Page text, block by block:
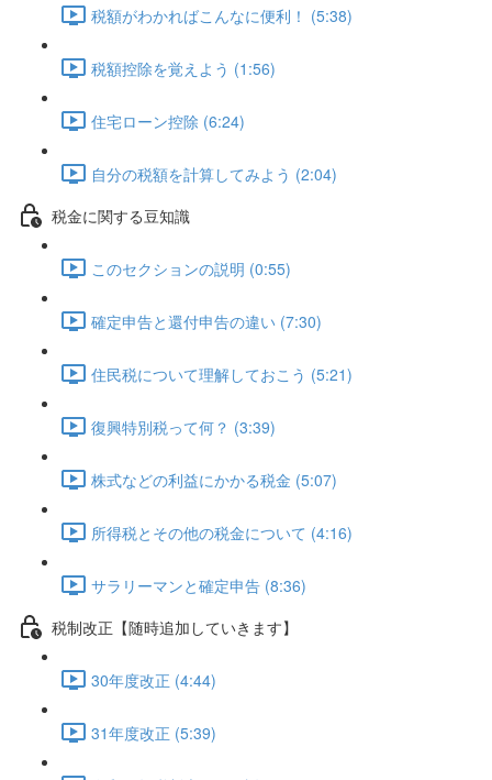
税額がわかればこんなに便利！ (5:38)
税額控除を覚えよう (1:56)
住宅ローン控除 (6:24)
自分の税額を計算してみよう (2:04)
税金に関する豆知識
このセクションの説明 (0:55)
確定申告と還付申告の違い (7:30)
住民税について理解しておこう (5:21)
復興特別税って何？ (3:39)
株式などの利益にかかる税金 (5:07)
所得税とその他の税金について (4:16)
サラリーマンと確定申告 (8:36)
税制改正【随時追加していきます】
30年度改正 (4:44)
31年度改正 (5:39)